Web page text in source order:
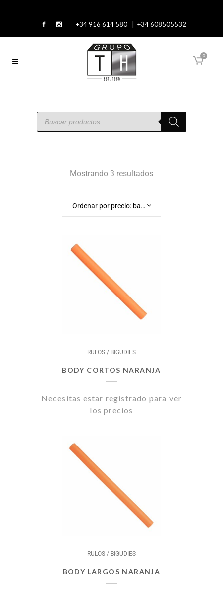
+34 916 614 580 | +34 608505532
0
Mostrando 3 resultados
Ordenar por precio: bajo a alto
RULOS / BIGUDIES
BODY CORTOS NARANJA
Necesitas estar registrado para ver
los precios
RULOS / BIGUDIES
BODY LARGOS NARANJA